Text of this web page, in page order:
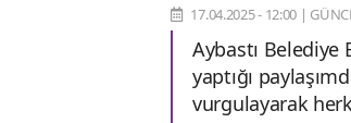
17.04.2025 - 12:00 |
Aybastı Belediye
yaptığı
vurgulayarak